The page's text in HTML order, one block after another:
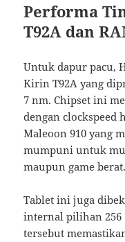
Performa
T92A dan
Untuk dapur pacu,
Kirin T92A yang
7 nm. Chipset ini
dengan clockspeed
Maleoon 910 yang
mumpuni untuk
maupun game berat.
Tablet ini juga
internal pilihan 256
tersebut